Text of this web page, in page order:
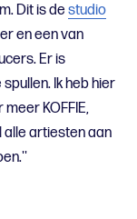
Dit is de studio
en een van
Er is
Ik heb hier
KOFFIE,
alle artiesten aan